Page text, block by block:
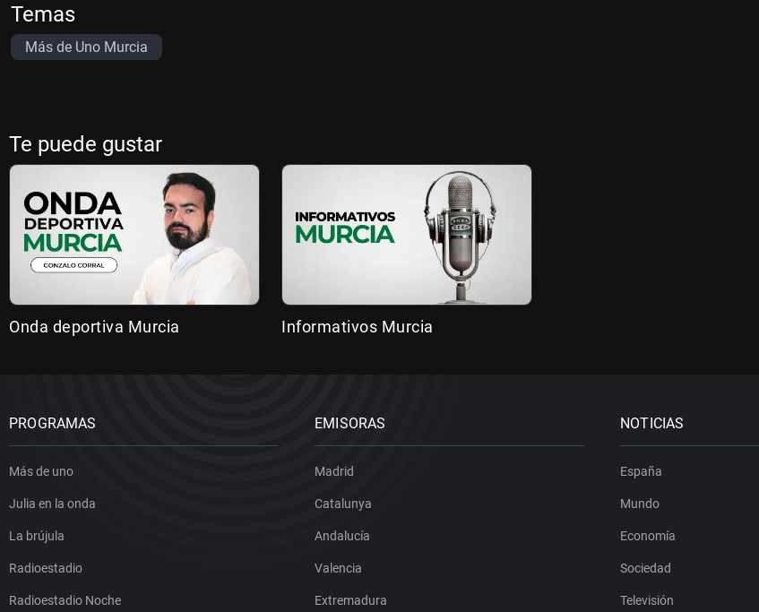
Temas
Más de Uno Murcia
Te puede gustar
Onda deportiva Murcia Informativos Murcia
PROGRAMAS
Más de uno
Julia en la onda
La brújula
Radioestadio
Radioestadio Noche
EMISORAS
Madrid
Catalunya
Andalucía
Valencia
Extremadura
NOTICIAS
España
Mundo
Economía
Sociedad
Televisión